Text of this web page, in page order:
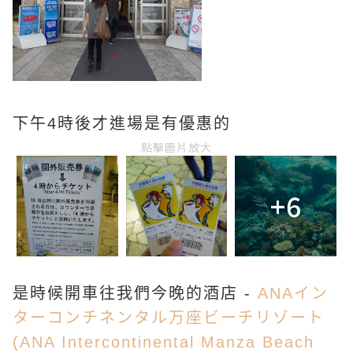
下午4時後才進場是有優惠的
點擊圖片放大
+6
是時候開車往我們今晚的酒店 - ANAイン
ターコンチネンタル万座ビーチリゾート
(ANA Intercontinental Manza Beach